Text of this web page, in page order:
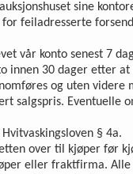
sine
feiladresserte
vår konto senest 7
innen 30 dager etter
og uten
Eventuelle
§ 4a.
over til kjøper før
eller fraktfirma.